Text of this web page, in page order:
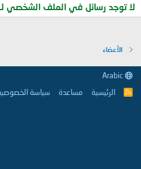
لا توجد رسائل في الملف الشخصي
الأعضاء
R
الرئيسية مساعدة سياسة